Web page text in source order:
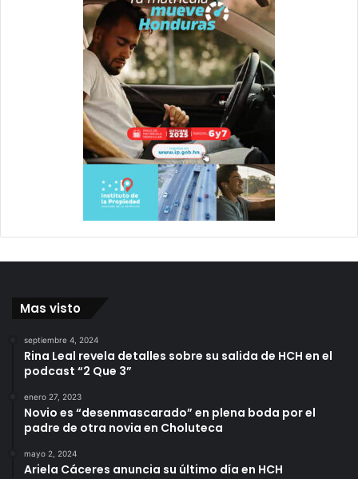
Mas visto
septiembre 4, 2024
Rina Leal revela detalles sobre su salida de HCH en el
podcast “2 Que 3”
enero 27, 2023
Novio es “desenmascarado” en plena boda por el
padre de otra novia en Choluteca
mayo 2, 2024
Ariela Cáceres anuncia su último día en HCH